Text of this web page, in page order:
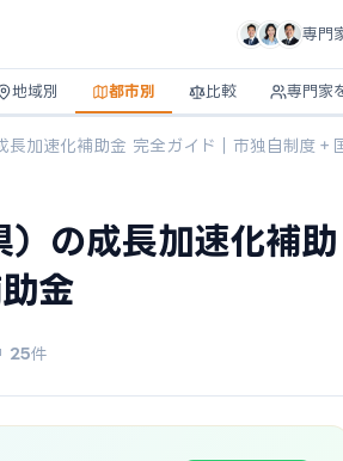
専門
地域別 都市別 比較 専門家
長加速化補助金 完全ガイド｜市独自制度＋
）の成長加速化補助
金
25件